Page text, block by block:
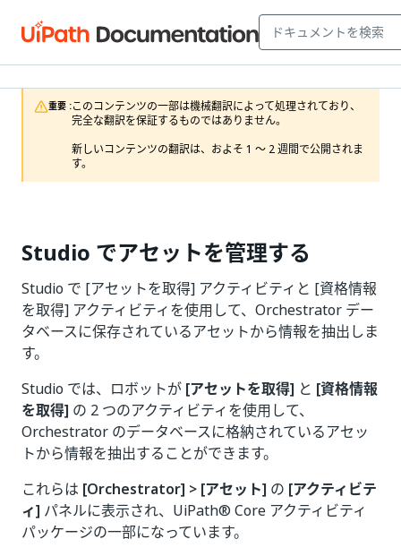
重要 :このコンテンツの一部は機械翻訳によって処理されており、
完全な翻訳を保証するものではありません。
新しいコンテンツの翻訳は、およそ 1 ～ 2 週間で公開されま
す。
Studio でアセットを管理する
Studio で [アセットを取得] アクティビティと [資格情報
を取得] アクティビティを使用して、Orchestrator デー
タベースに保存されているアセットから情報を抽出しま
す。
Studio では、ロボットが [アセットを取得] と [資格情報
を取得] の 2 つのアクティビティを使用して、
Orchestrator のデータベースに格納されているアセッ
トから情報を抽出することができます。
これらは [Orchestrator] > [アセット] の [アクティビテ
ィ] パネルに表示され、UiPath® Core アクティビティ
パッケージの一部になっています。